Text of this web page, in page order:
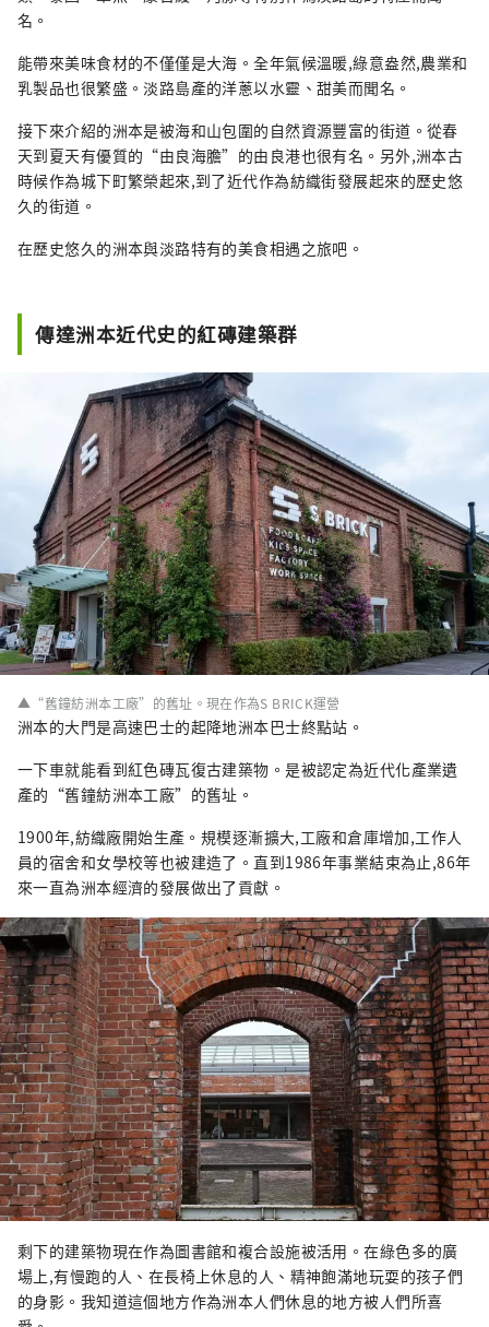
名。
能帶來美味食材的不僅僅是大海。全年氣候溫暖,綠意盎然,農業和
乳製品也很繁盛。淡路島產的洋蔥以水靈、甜美而聞名。
接下來介紹的洲本是被海和山包圍的自然資源豐富的街道。從春
天到夏天有優質的“由良海膽”的由良港也很有名。另外,洲本古
時候作為城下町繁榮起來,到了近代作為紡織街發展起來的歷史悠
久的街道。
在歷史悠久的洲本與淡路特有的美食相遇之旅吧。
傳達洲本近代史的紅磚建築群
▲“舊鐘紡洲本工廠”的舊址。現在作為S BRICK運營
洲本的大門是高速巴士的起降地洲本巴士終點站。
一下車就能看到紅色磚瓦復古建築物。是被認定為近代化產業遺
產的“舊鐘紡洲本工廠”的舊址。
1900年,紡織廠開始生產。規模逐漸擴大,工廠和倉庫增加,工作人
員的宿舍和女學校等也被建造了。直到1986年事業結束為止,86年
來一直為洲本經濟的發展做出了貢獻。
剩下的建築物現在作為圖書館和複合設施被活用。在綠色多的廣
場上,有慢跑的人、在長椅上休息的人、精神飽滿地玩耍的孩子們
的身影。我知道這個地方作為洲本人們休息的地方被人們所喜